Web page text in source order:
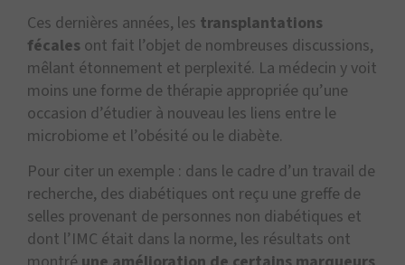
Ces dernières années, les transplantations
fécales ont fait l’objet de nombreuses discussions,
mêlant étonnement et perplexité. La médecin y voit
moins une forme de thérapie appropriée qu’une
occasion d’étudier à nouveau les liens entre le
microbiome et l’obésité ou le diabète.
Pour citer un exemple : dans le cadre d’un travail de
recherche, des diabétiques ont reçu une greffe de
selles provenant de personnes non diabétiques et
dont l’IMC était dans la norme, les résultats ont